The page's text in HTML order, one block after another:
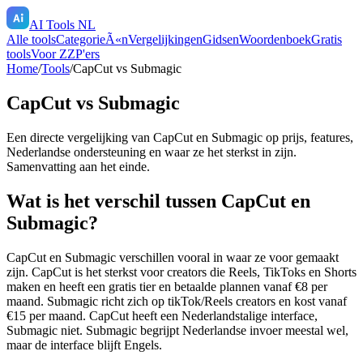
AI Tools NL
Alle toolsCategorieÃ«nVergelijkingenGidsenWoordenboekGratis
toolsVoor ZZP'ers
Home/Tools/CapCut vs Submagic
CapCut vs Submagic
Een directe vergelijking van CapCut en Submagic op prijs, features,
Nederlandse ondersteuning en waar ze het sterkst in zijn.
Samenvatting aan het einde.
Wat is het verschil tussen CapCut en
Submagic?
CapCut en Submagic verschillen vooral in waar ze voor gemaakt
zijn. CapCut is het sterkst voor creators die Reels, TikToks en Shorts
maken en heeft een gratis tier en betaalde plannen vanaf €8 per
maand. Submagic richt zich op tikTok/Reels creators en kost vanaf
€15 per maand. CapCut heeft een Nederlandstalige interface,
Submagic niet. Submagic begrijpt Nederlandse invoer meestal wel,
maar de interface blijft Engels.